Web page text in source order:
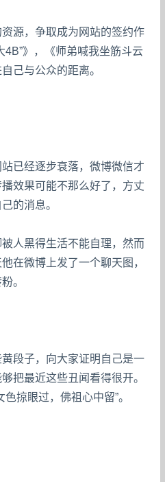
源，争取成为网站的签约作
4B”》，《师弟喊我坐筋斗云
己与公众的距离。
已经逐步衰落，微博微信才
效果可能不那么好了，方丈
的消息。
人黑得生活不能自理，然而
在微博上发了一个聊天图，
。
段子，向大家证明自己是一
把最近这些丑闻看得很开。
掠眼过，佛祖心中留”。